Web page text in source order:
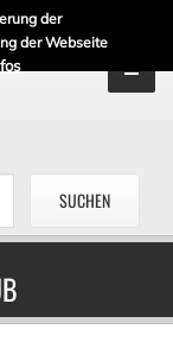
der
der Webseite